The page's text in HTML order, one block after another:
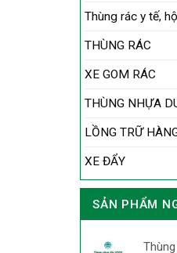
Thùng rác y tế,
THÙNG RÁC
XE GOM RÁC
THÙNG NHỰA
LỒNG TRỮ
XE ĐẨY
SẢN PHẨM